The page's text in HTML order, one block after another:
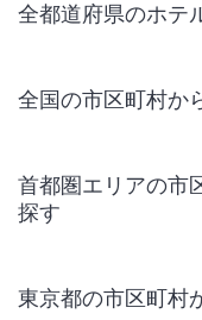
全都道府県のホテ
全国の市区町村か
首都圏エリアの市
探す
東京都の市区町村